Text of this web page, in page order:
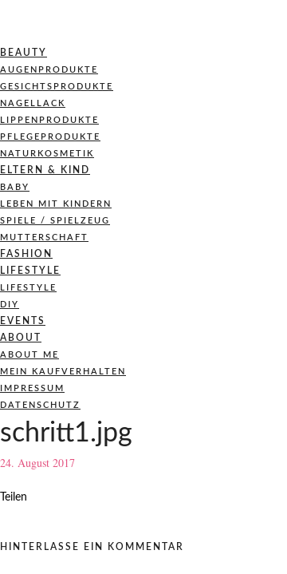
BEAUTY
AUGENPRODUKTE
GESICHTSPRODUKTE
NAGELLACK
LIPPENPRODUKTE
PFLEGEPRODUKTE
NATURKOSMETIK
ELTERN & KIND
BABY
LEBEN MIT KINDERN
SPIELE / SPIELZEUG
MUTTERSCHAFT
FASHION
LIFESTYLE
LIFESTYLE
DIY
EVENTS
ABOUT
ABOUT ME
MEIN KAUFVERHALTEN
IMPRESSUM
DATENSCHUTZ
schritt1.jpg
24. August 2017
Teilen
HINTERLASSE EIN KOMMENTAR